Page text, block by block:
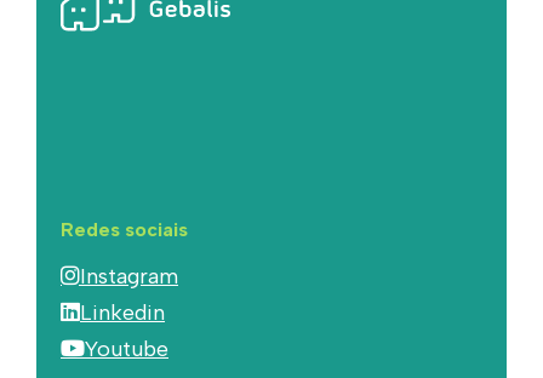
Redes sociais
Instagram
Linkedin
Youtube